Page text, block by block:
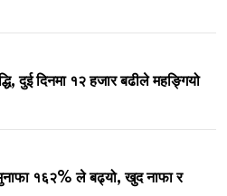
दुई दिनमा १२ हजार बढीले महङ्गियो
१६२% ले बढ्यो, खुद नाफा र